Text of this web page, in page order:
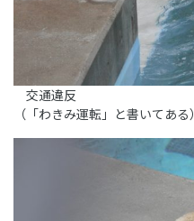
交通違反
（「わきみ運転」と書いてある）